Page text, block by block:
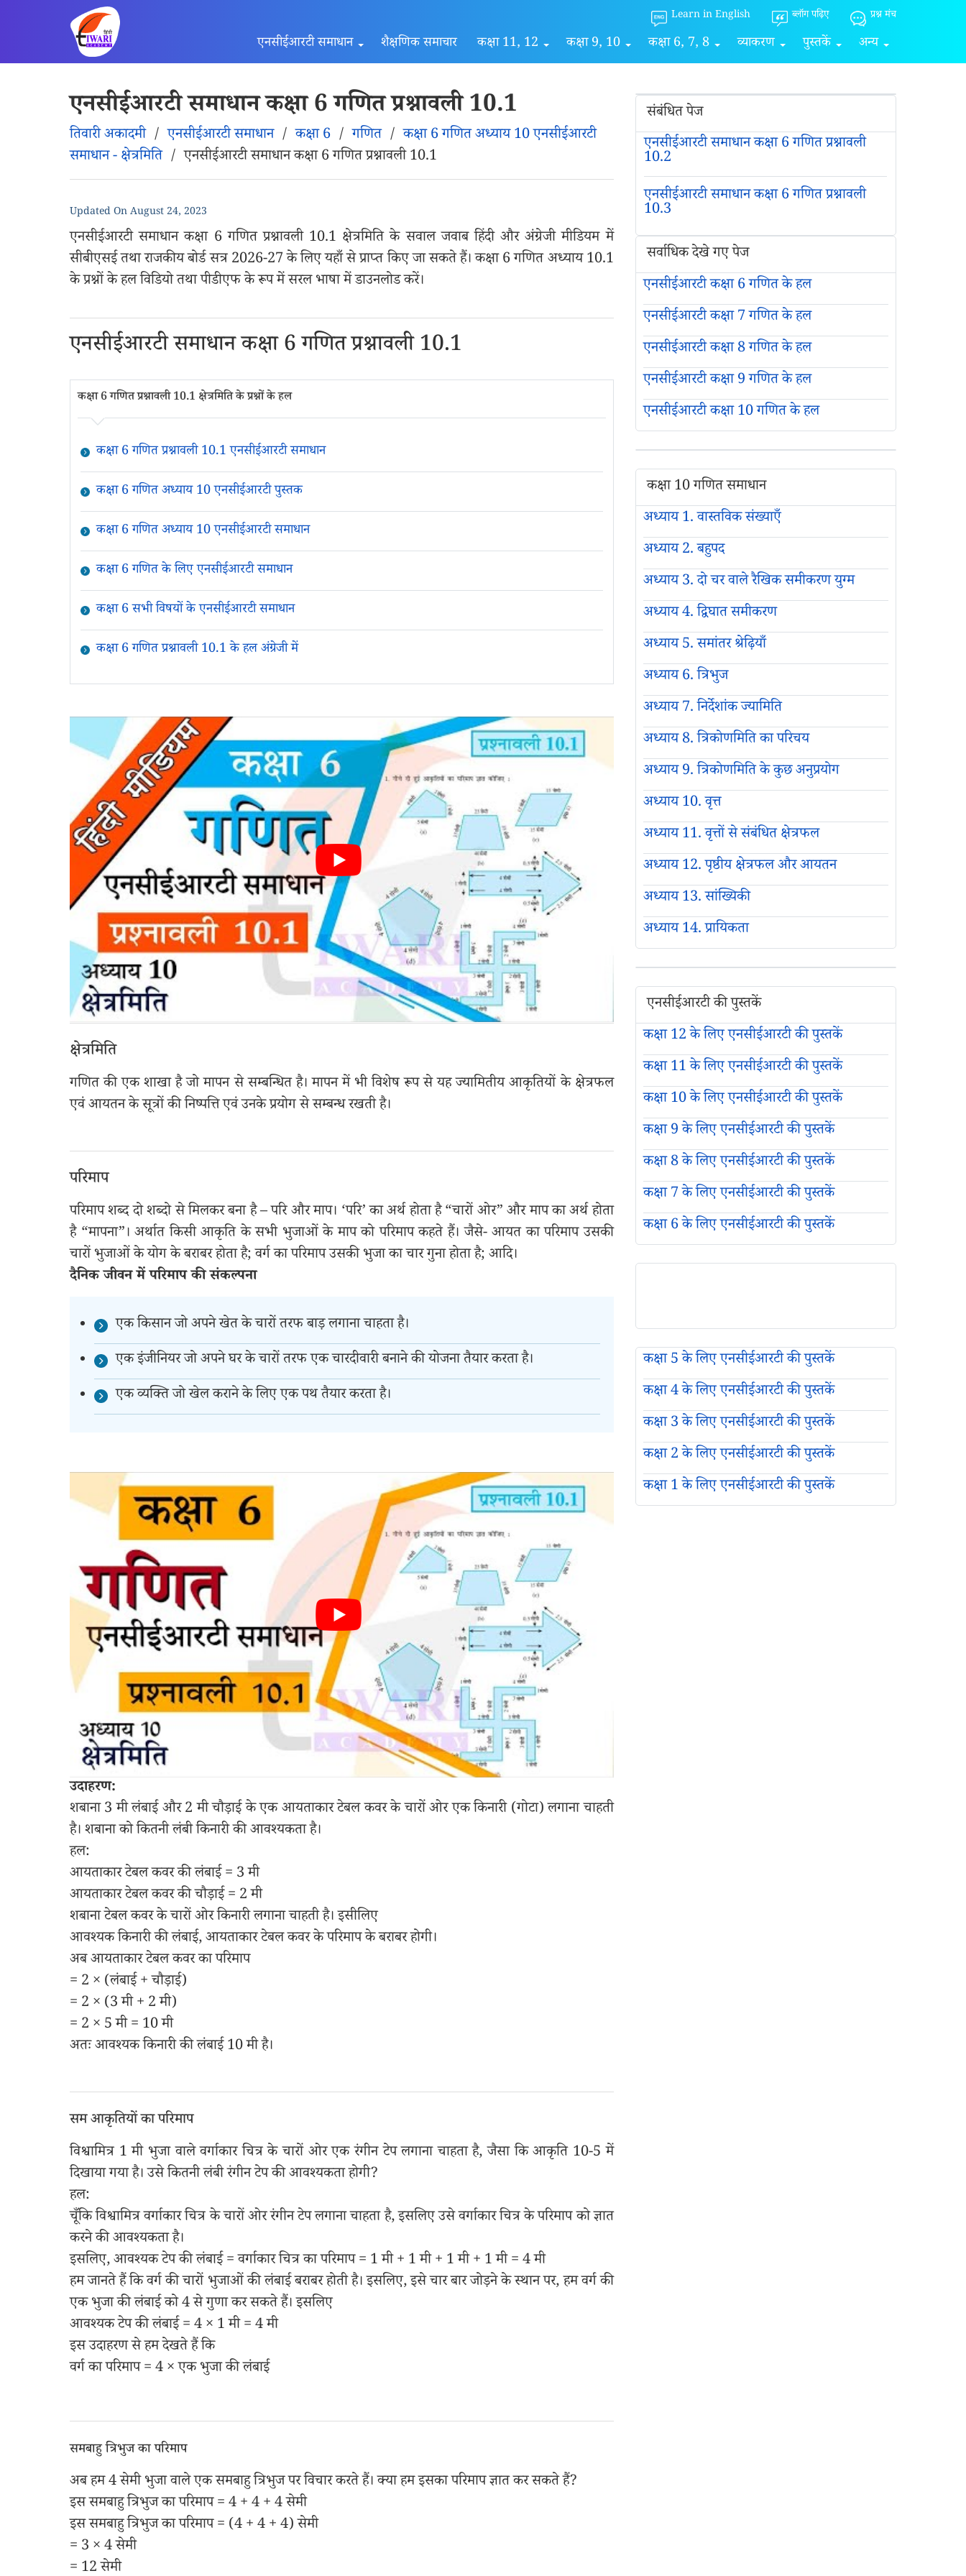
Learn in English ब्लॉग पढ़िए प्रश्न मंच
एनसीईआरटी समाधान शैक्षणिक समाचार कक्षा 11, 12 कक्षा 9, 10 कक्षा 6, 7, 8 व्याकरण पुस्तकें अन्य
एनसीईआरटी समाधान कक्षा 6 गणित प्रश्नावली 10.1
तिवारी अकादमी/एनसीईआरटी समाधान/कक्षा 6 /गणित/कक्षा 6 गणित अध्याय 10 एनसीईआरटी
समाधान - क्षेत्रमिति/एनसीईआरटी समाधान कक्षा 6 गणित प्रश्नावली 10.1
Updated OnAugust 24, 2023
एनसीईआरटी समाधान कक्षा 6 गणित प्रश्नावली 10.1 क्षेत्रमिति के सवाल जवाब हिंदी और अंग्रेजी मीडियम में
सीबीएसई तथा राजकीय बोर्ड सत्र 2026-27 के लिए यहाँ से प्राप्त किए जा सकते हैं। कक्षा 6 गणित अध्याय 10.1
के प्रश्नों के हल विडियो तथा पीडीएफ के रूप में सरल भाषा में डाउनलोड करें।
एनसीईआरटी समाधान कक्षा 6 गणित प्रश्नावली 10.1
कक्षा 6 गणित प्रश्नावली 10.1 क्षेत्रमिति के प्रश्नों के हल
कक्षा 6 गणित प्रश्नावली 10.1 एनसीईआरटी समाधान
कक्षा 6 गणित अध्याय 10 एनसीईआरटी पुस्तक
कक्षा 6 गणित अध्याय 10 एनसीईआरटी समाधान
कक्षा 6 गणित के लिए एनसीईआरटी समाधान
कक्षा 6 सभी विषयों के एनसीईआरटी समाधान
कक्षा 6 गणित प्रश्नावली 10.1 के हल अंग्रेजी में
क्षेत्रमिति
गणित की एक शाखा है जो मापन से सम्बन्धित है। मापन में भी विशेष रूप से यह ज्यामितीय आकृतियों के क्षेत्रफल
एवं आयतन के सूत्रों की निष्पत्ति एवं उनके प्रयोग से सम्बन्ध रखती है।
परिमाप
परिमाप शब्द दो शब्दो से मिलकर बना है – परि और माप। ‘परि’ का अर्थ होता है “चारों ओर” और माप का अर्थ होता
है “मापना”। अर्थात किसी आकृति के सभी भुजाओं के माप को परिमाप कहते हैं। जैसे- आयत का परिमाप उसकी
चारों भुजाओं के योग के बराबर होता है; वर्ग का परिमाप उसकी भुजा का चार गुना होता है; आदि।
दैनिक जीवन में परिमाप की संकल्पना
एक किसान जो अपने खेत के चारों तरफ बाड़ लगाना चाहता है।
एक इंजीनियर जो अपने घर के चारों तरफ एक चारदीवारी बनाने की योजना तैयार करता है।
एक व्यक्ति जो खेल कराने के लिए एक पथ तैयार करता है।
उदाहरण:
शबाना 3 मी लंबाई और 2 मी चौड़ाई के एक आयताकार टेबल कवर के चारों ओर एक किनारी (गोटा) लगाना चाहती
है। शबाना को कितनी लंबी किनारी की आवश्यकता है।
हल:
आयताकार टेबल कवर की लंबाई = 3 मी
आयताकार टेबल कवर की चौड़ाई = 2 मी
शबाना टेबल कवर के चारों ओर किनारी लगाना चाहती है। इसीलिए
आवश्यक किनारी की लंबाई, आयताकार टेबल कवर के परिमाप के बराबर होगी।
अब आयताकार टेबल कवर का परिमाप
= 2 × (लंबाई + चौड़ाई)
= 2 × (3 मी + 2 मी)
= 2 × 5 मी = 10 मी
अतः आवश्यक किनारी की लंबाई 10 मी है।
सम आकृतियों का परिमाप
विश्वामित्र 1 मी भुजा वाले वर्गाकार चित्र के चारों ओर एक रंगीन टेप लगाना चाहता है, जैसा कि आकृति 10-5 में
दिखाया गया है। उसे कितनी लंबी रंगीन टेप की आवश्यकता होगी?
हल:
चूँकि विश्वामित्र वर्गाकार चित्र के चारों ओर रंगीन टेप लगाना चाहता है, इसलिए उसे वर्गाकार चित्र के परिमाप को ज्ञात
करने की आवश्यकता है।
इसलिए, आवश्यक टेप की लंबाई = वर्गाकार चित्र का परिमाप = 1 मी + 1 मी + 1 मी + 1 मी = 4 मी
हम जानते हैं कि वर्ग की चारों भुजाओं की लंबाई बराबर होती है। इसलिए, इसे चार बार जोड़ने के स्थान पर, हम वर्ग की
एक भुजा की लंबाई को 4 से गुणा कर सकते हैं। इसलिए
आवश्यक टेप की लंबाई = 4 × 1 मी = 4 मी
इस उदाहरण से हम देखते हैं कि
वर्ग का परिमाप = 4 × एक भुजा की लंबाई
समबाहु त्रिभुज का परिमाप
अब हम 4 सेमी भुजा वाले एक समबाहु त्रिभुज पर विचार करते हैं। क्या हम इसका परिमाप ज्ञात कर सकते हैं?
इस समबाहु त्रिभुज का परिमाप = 4 + 4 + 4 सेमी
इस समबाहु त्रिभुज का परिमाप = (4 + 4 + 4) सेमी
= 3 × 4 सेमी
= 12 सेमी
संबंधित पेज
एनसीईआरटी समाधान कक्षा 6 गणित प्रश्नावली
10.2
एनसीईआरटी समाधान कक्षा 6 गणित प्रश्नावली
10.3
सर्वाधिक देखे गए पेज
एनसीईआरटी कक्षा 6 गणित के हल
एनसीईआरटी कक्षा 7 गणित के हल
एनसीईआरटी कक्षा 8 गणित के हल
एनसीईआरटी कक्षा 9 गणित के हल
एनसीईआरटी कक्षा 10 गणित के हल
कक्षा 10 गणित समाधान
अध्याय 1. वास्तविक संख्याएँ
अध्याय 2. बहुपद
अध्याय 3. दो चर वाले रैखिक समीकरण युग्म
अध्याय 4. द्विघात समीकरण
अध्याय 5. समांतर श्रेढ़ियाँ
अध्याय 6. त्रिभुज
अध्याय 7. निर्देशांक ज्यामिति
अध्याय 8. त्रिकोणमिति का परिचय
अध्याय 9. त्रिकोणमिति के कुछ अनुप्रयोग
अध्याय 10. वृत्त
अध्याय 11. वृत्तों से संबंधित क्षेत्रफल
अध्याय 12. पृष्ठीय क्षेत्रफल और आयतन
अध्याय 13. सांख्यिकी
अध्याय 14. प्रायिकता
एनसीईआरटी की पुस्तकें
कक्षा 12 के लिए एनसीईआरटी की पुस्तकें
कक्षा 11 के लिए एनसीईआरटी की पुस्तकें
कक्षा 10 के लिए एनसीईआरटी की पुस्तकें
कक्षा 9 के लिए एनसीईआरटी की पुस्तकें
कक्षा 8 के लिए एनसीईआरटी की पुस्तकें
कक्षा 7 के लिए एनसीईआरटी की पुस्तकें
कक्षा 6 के लिए एनसीईआरटी की पुस्तकें
कक्षा 5 के लिए एनसीईआरटी की पुस्तकें
कक्षा 4 के लिए एनसीईआरटी की पुस्तकें
कक्षा 3 के लिए एनसीईआरटी की पुस्तकें
कक्षा 2 के लिए एनसीईआरटी की पुस्तकें
कक्षा 1 के लिए एनसीईआरटी की पुस्तकें